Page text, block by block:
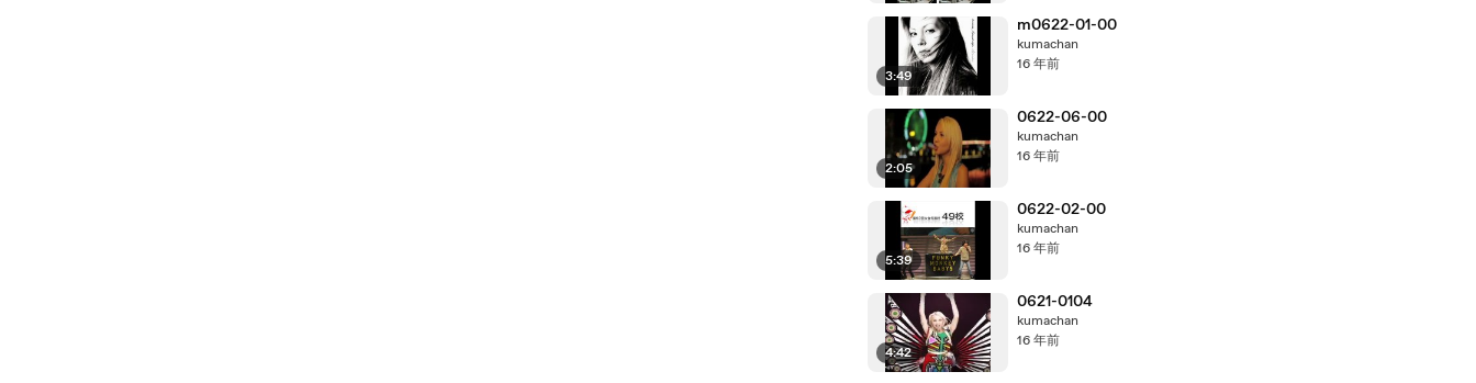
3:49
m0622-01-00
kumachan
16 年前
2:05
0622-06-00
kumachan
16 年前
5:39
0622-02-00
kumachan
16 年前
4:42
0621-0104
kumachan
16 年前